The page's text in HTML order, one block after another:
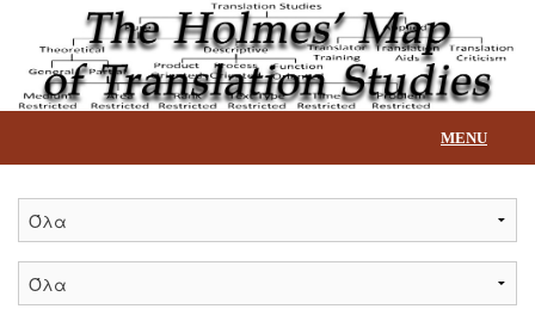
MENU
Αρχική